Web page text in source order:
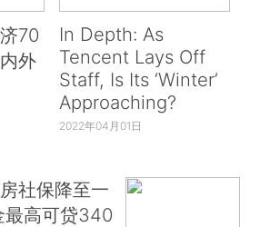
70
外
In Depth: As
Tencent Lays Off
Staff, Is Its ‘Winter’
Approaching?
2022年04月01日
社保降至一
最高可贷340